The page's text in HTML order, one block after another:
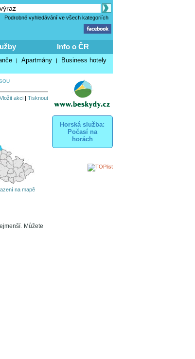
Podrobné vyhledávání ve všech kategoriích
Info o ČR
| Apartmány | Business hotely
Vložit akci| Tisknout
na mapě
Můžete
Horská služba:
Počasí na
horách